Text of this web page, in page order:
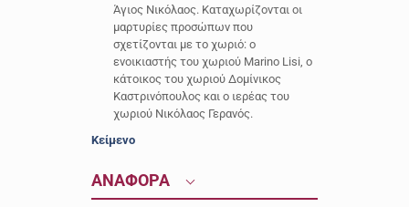
Άγιος Νικόλαος. Καταχωρίζονται οι
μαρτυρίες προσώπων που
σχετίζονται με το χωριό: ο
ενοικιαστής του χωριού Marino Lisi, ο
κάτοικος του χωριού Δομίνικος
Καστρινόπουλος και ο ιερέας του
χωριού Νικόλαος Γερανός.
Κείμενο
-
ΑΝΑΦΟΡΑ